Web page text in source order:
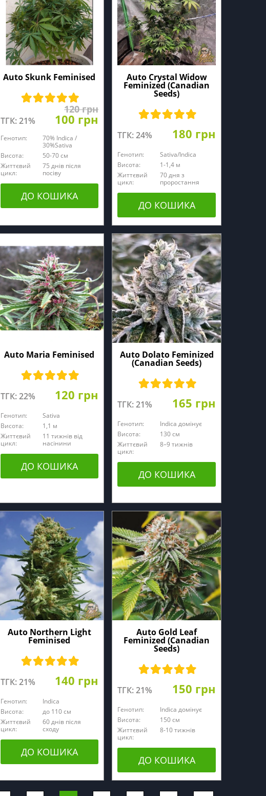
Auto Skunk Feminised
ТГК: 21%
120 грн
100 грн
Генотип:
70% Indica /
30%Sativa
Висота:
50-70 см
Життєвий
цикл:
75 днів після
посіву
ДО КОШИКА
Auto Crystal Widow
Feminized (Canadian
Seeds)
ТГК: 24% 180 грн
Генотип:
Sativa/Indica
Висота:
1-1,4 м
Життєвий
цикл:
70 дня з
проростання
ДО КОШИКА
Auto Maria Feminised
ТГК: 22% 120 грн
Генотип:
Sativa
Висота:
1,1 м
Життєвий
цикл:
11 тижнів від
насінини
ДО КОШИКА
Auto Dolato Feminized
(Canadian Seeds)
ТГК: 21% 165 грн
Генотип:
Indica домінує
Висота:
130 cм
Життєвий
цикл:
8–9 тижнів
ДО КОШИКА
Auto Northern Light
Feminised
ТГК: 21% 140 грн
Генотип:
Indica
Висота:
до 110 см
Життєвий
цикл:
60 днів після
сходу
ДО КОШИКА
Auto Gold Leaf
Feminized (Canadian
Seeds)
ТГК: 21% 150 грн
Генотип:
Indica домінує
Висота:
150 cм
Життєвий
цикл:
8-10 тижнів
ДО КОШИКА